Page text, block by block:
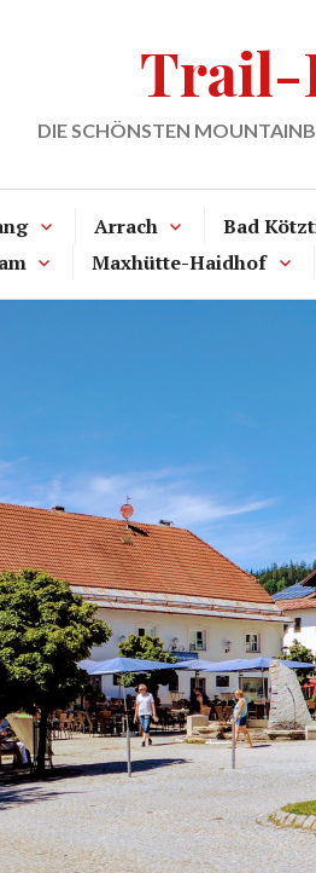
Trail-
DIE SCHÖNSTEN
Arrach Bad
Maxhütte-Haidhof